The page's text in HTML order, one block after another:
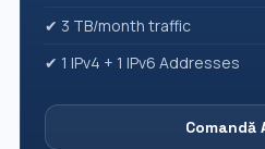
✔ 3 TB/month traffic
✔ 1 IPv4 + 1 IPv6 Addresses
Comandă